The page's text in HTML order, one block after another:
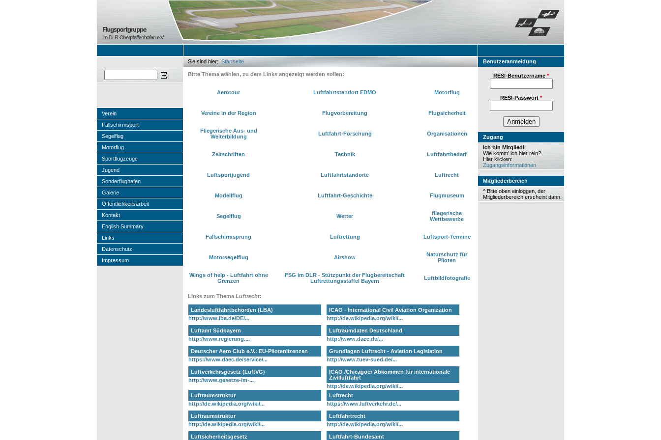
Verein
Fallschirmsport
Segelflug
Motorflug
Sportflugzeuge
Jugend
Sonderflughafen
Galerie
Öffentlichkeitsarbeit
Kontakt
English Summary
Links
Datenschutz
Impressum
Sie sind hier:
Sie sind hier
Startseite
Bitte Thema wählen, zu dem Links angezeigt werden sollen:
Aerotour Luftfahrtstandort EDMO Motorflug
Vereine in der Region Flugvorbereitung Flugsicherheit
Fliegerische Aus- und
Weiterbildung
Luftfahrt-Forschung Organisationen
Zeitschriften Technik Luftfahrtbedarf
Luftsportjugend Luftfahrtstandorte Luftrecht
Modellflug Luftfahrt-Geschichte Flugmuseum
Segelflug Wetter
fliegerische
Wettbewerbe
Fallschirmsprung Luftrettung Luftsport-Termine
Motorsegelflug Airshow
Naturschutz für
Piloten
Wings of help - Luftfahrt ohne
Grenzen
FSG im DLR - Stützpunkt der Flugbereitschaft
Luftrettungsstaffel Bayern
Luftbildfotografie
Links zum Thema Luftrecht:
Landesluftfahrtbehörden (LBA)
http://www.lba.de/DE/...
ICAO - International Civil Aviation Organization
http://de.wikipedia.org/wiki/...
Luftamt Südbayern
http://www.regierung....
Luftraumdaten Deutschland
http://www.daec.de/...
Deutscher Aero Club e.V.: EU-Pilotenlizenzen
https://www.daec.de/service/...
Grundlagen Luftrecht - Aviation Legislation
http://www.tuev-sued.de/...
Luftverkehrsgesetz (LuftVG)
http://www.gesetze-im-...
ICAO /Chicagoer Abkommen für internationale
Zivilluftfahrt
http://de.wikipedia.org/wiki/...
Luftraumstruktur
http://de.wikipedia.org/wiki/...
Luftrecht
https://www.luftverkehr.de/...
Luftraumstruktur
http://de.wikipedia.org/wiki/...
Luftfahrtrecht
http://de.wikipedia.org/wiki/...
Luftsicherheitsgesetz Luftfahrt-Bundesamt
Benutzeranmeldung
RESI-Benutzername *
RESI-Passwort *
Zugang
Ich bin Mitglied!
Wie komm' ich hier rein?
Hier klicken:
Zugangsinformationen
Mitgliederbereich
^ Bitte oben einloggen, der
Mitgliederbereich erscheint dann.